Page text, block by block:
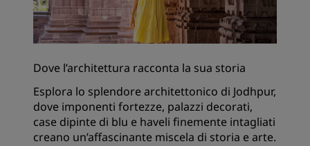
Dove l’architettura racconta la sua storia
Esplora lo splendore architettonico di Jodhpur,
dove imponenti fortezze, palazzi decorati,
case dipinte di blu e haveli finemente intagliati
creano un’affascinante miscela di storia e arte.